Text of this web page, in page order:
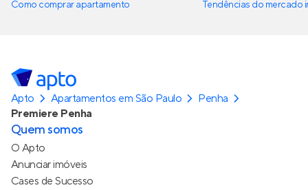
Como comprar apartamento
Tendências do mercado
Apto Apartamentos em São Paulo
Penha
Premiere Penha
Quem somos
O Apto
Anunciar imóveis
Cases de Sucesso